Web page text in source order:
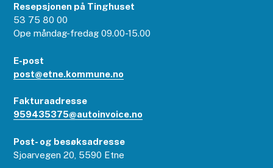
Resepsjonen på Tinghuset
53 75 80 00
Ope måndag-fredag 09.00-15.00
E-post
post@etne.kommune.no
Fakturaadresse
959435375@autoinvoice.no
Post- og besøksadresse
Sjoarvegen 20, 5590 Etne